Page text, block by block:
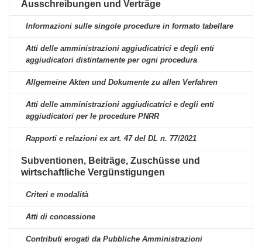
Ausschreibungen und Verträge
Informazioni sulle singole procedure in formato tabellare
Atti delle amministrazioni aggiudicatrici e degli enti
aggiudicatori distintamente per ogni procedura
Allgemeine Akten und Dokumente zu allen Verfahren
Atti delle amministrazioni aggiudicatrici e degli enti
aggiudicatori per le procedure PNRR
Rapporti e relazioni ex art. 47 del DL n. 77/2021
Subventionen, Beiträge, Zuschüsse und
wirtschaftliche Vergünstigungen
Criteri e modalità
Atti di concessione
Contributi erogati da Pubbliche Amministrazioni